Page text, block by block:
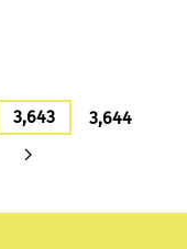
3,643
3,644